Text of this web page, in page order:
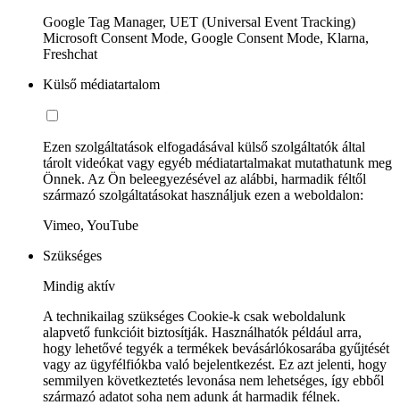
Google Tag Manager, UET (Universal Event Tracking)
Microsoft Consent Mode, Google Consent Mode, Klarna,
Freshchat
Külső médiatartalom
Ezen szolgáltatások elfogadásával külső szolgáltatók által
tárolt videókat vagy egyéb médiatartalmakat mutathatunk meg
Önnek. Az Ön beleegyezésével az alábbi, harmadik féltől
származó szolgáltatásokat használjuk ezen a weboldalon:
Vimeo, YouTube
Szükséges
Mindig aktív
A technikailag szükséges Cookie-k csak weboldalunk
alapvető funkcióit biztosítják. Használhatók például arra,
hogy lehetővé tegyék a termékek bevásárlókosarába gyűjtését
vagy az ügyfélfiókba való bejelentkezést. Ez azt jelenti, hogy
semmilyen következtetés levonása nem lehetséges, így ebből
származó adatot soha nem adunk át harmadik félnek.